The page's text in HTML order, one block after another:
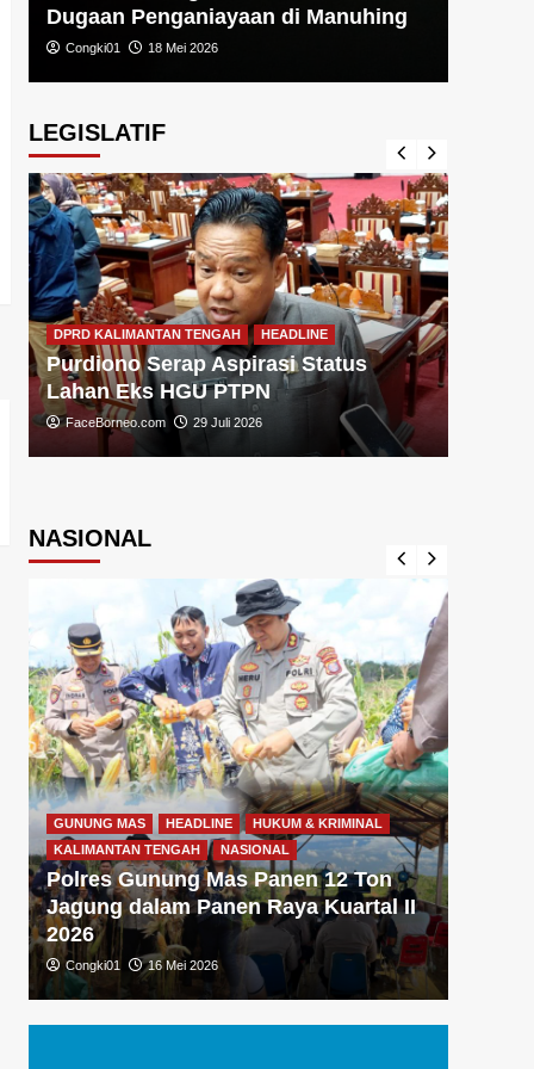
Dugaan Penganiayaan di Manuhing
Congki01 18 Mei 2026
LEGISLATIF
DPRD KALIMANTAN TENGAH HEADLINE
Purdiono Serap Aspirasi Status
Lahan Eks HGU PTPN
FaceBorneo.com 29 Juli 2026
NASIONAL
GUNUNG MAS HEADLINE
HUKUM & KRIMINAL
KALIMANTAN TENGAH
NASIONAL
Polres Gunung Mas Panen 12 Ton
Jagung dalam Panen Raya Kuartal II
2026
Congki01 16 Mei 2026